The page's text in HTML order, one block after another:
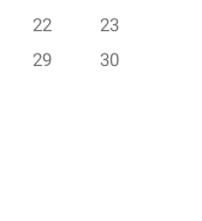
22
23
29
30